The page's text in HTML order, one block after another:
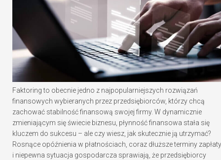
Faktoring to obecnie jedno z najpopularniejszych rozwiązań
finansowych wybieranych przez przedsiębiorców, którzy chcą
zachować stabilność finansową swojej firmy. W dynamicznie
zmieniającym się świecie biznesu, płynność finansowa stała się
kluczem do sukcesu – ale czy wiesz, jak skutecznie ją utrzymać?
Rosnące opóźnienia w płatnościach, coraz dłuższe terminy zapłaty
i niepewna sytuacja gospodarcza sprawiają, że przedsiębiorcy